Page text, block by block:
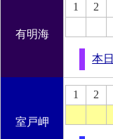
有明海
1 2
本
室戸岬
1 2